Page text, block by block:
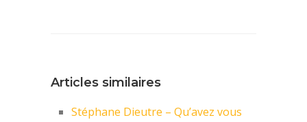
Articles similaires
Stéphane Dieutre – Qu’avez vous